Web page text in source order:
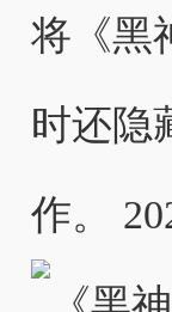
将《黑
时还隐
作。